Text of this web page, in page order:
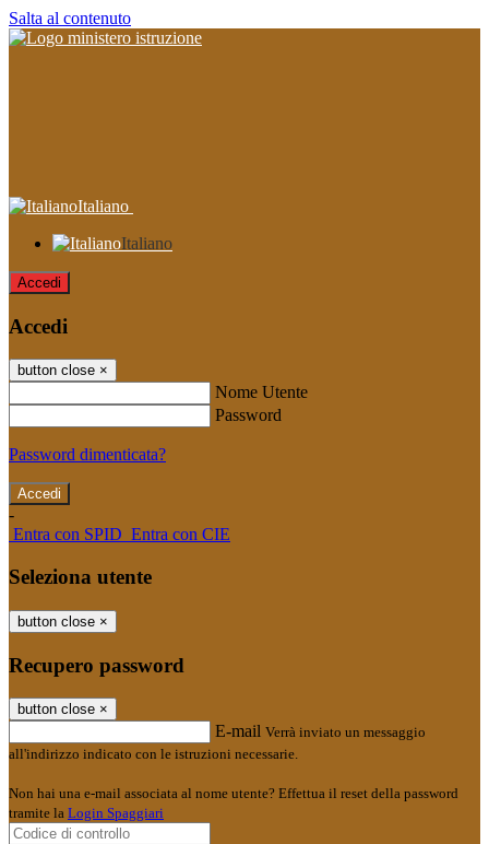
Salta al contenuto
Italiano
Italiano
Accedi
Accedi
button close ×
Nome Utente
Password
Password dimenticata?
-
Entra con SPID Entra con CIE
Seleziona utente
button close ×
Recupero password
button close ×
E-mail Verrà inviato un messaggio
all'indirizzo indicato con le istruzioni necessarie.
Non hai una e-mail associata al nome utente? Effettua il reset della password
tramite la Login Spaggiari